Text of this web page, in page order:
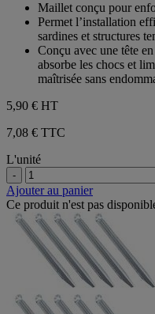
étoiles.
Maillet conçu pour
Permet l’installation
sardines et structures
Conçu avec une tête
absorbe les chocs et
maîtrisée sans
5,90 € HT
7,08 € TTC
L'unité
-
Ajouter au panier
Ce produit n'est pas